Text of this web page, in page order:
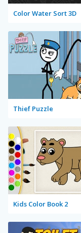
Color Water Sort 3D
Thief Puzzle
Kids Color Book 2